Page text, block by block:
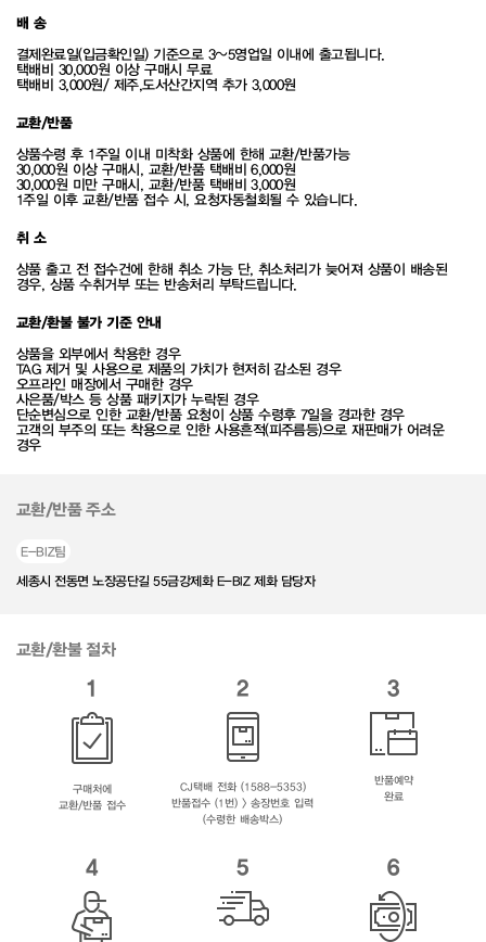
배 송
결제완료일(입금확인일) 기준으로 3~5영업일 이내에 출고됩니다.
택배비 30,000원 이상 구매시 무료
택배비 3,000원/ 제주,도서산간지역 추가 3,000원
교환/반품
상품수령 후 1주일 이내 미착화 상품에 한해 교환/반품가능
30,000원 이상 구매시, 교환/반품 택배비 6,000원
30,000원 미만 구매시, 교환/반품 택배비 3,000원
1주일 이후 교환/반품 접수 시, 요청자동철회될 수 있습니다.
취 소
상품 출고 전 접수건에 한해 취소 가능 단, 취소처리가 늦어져 상품이 배송된
경우, 상품 수취거부 또는 반송처리 부탁드립니다.
교환/환불 불가 기준 안내
상품을 외부에서 착용한 경우
TAG 제거 및 사용으로 제품의 가치가 현저히 감소된 경우
오프라인 매장에서 구매한 경우
사은품/박스 등 상품 패키지가 누락된 경우
단순변심으로 인한 교환/반품 요청이 상품 수령후 7일을 경과한 경우
고객의 부주의 또는 착용으로 인한 사용흔적(피주름등)으로 재판매가 어려운
경우
교환/반품 주소
E-BIZ팀
세종시 전동면 노장공단길 55금강제화 E-BIZ 제화 담당자
교환/환불 절차
1
구매처에
교환/반품 접수
2
CJ택배 전화 (1588-5353)
반품접수 (1번) > 송장번호 입력
(수령한 배송박스)
3
반품예약
완료
4 5 6